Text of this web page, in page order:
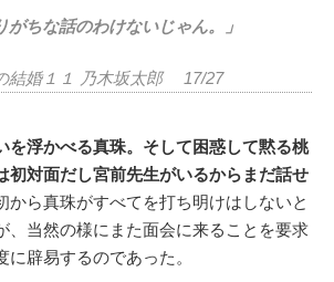
がちな話のわけないじゃん。」
結婚１１ 乃木坂太郎 17/27
を浮かべる真珠。そして困惑して黙る桃
初対面だし宮前先生がいるからまだ話せ
から真珠がすべてを打ち明けはしないと
、当然の様にまた面会に来ることを要求
に辟易するのであった。